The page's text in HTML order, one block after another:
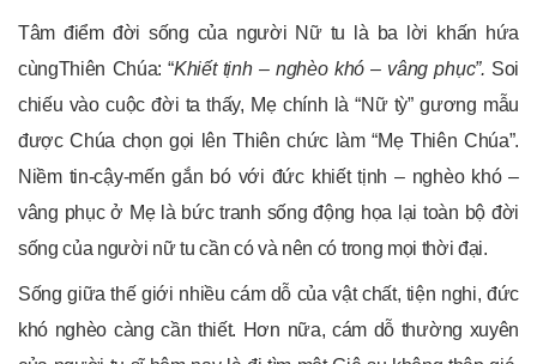
Tâm điểm đời sống của người Nữ tu là ba lời khấn hứa
cùngThiên Chúa: “Khiết tịnh – nghèo khó – vâng phục”. Soi
chiếu vào cuộc đời ta thấy, Mẹ chính là “Nữ tỳ” gương mẫu
được Chúa chọn gọi lên Thiên chức làm “Mẹ Thiên Chúa”.
Niềm tin-cậy-mến gắn bó với đức khiết tịnh – nghèo khó –
vâng phục ở Mẹ là bức tranh sống động họa lại toàn bộ đời
sống của người nữ tu cần có và nên có trong mọi thời đại.
Sống giữa thế giới nhiều cám dỗ của vật chất, tiện nghi, đức
khó nghèo càng cần thiết. Hơn nữa, cám dỗ thường xuyên